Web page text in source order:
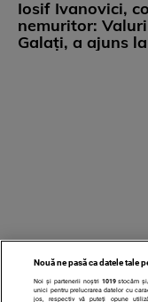
Iosif Ivanovici,
nemuritor:
Galați, a ajuns
Nouă ne pasă ca datele tale
Noi și partenerii noștri 1019stocăm și/
unici pentru prelucrarea datelor cu
jos, respectiv vă puteți opune